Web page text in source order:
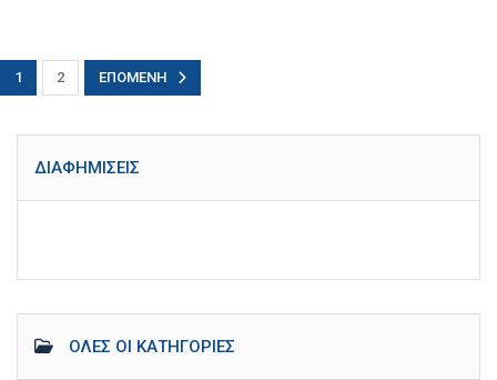
1 2 ΕΠΌΜΕΝΗ
ΔΙΑΦΗΜΊΣΕΙΣ
ΌΛΕΣ ΟΙ ΚΑΤΗΓΟΡΊΕΣ